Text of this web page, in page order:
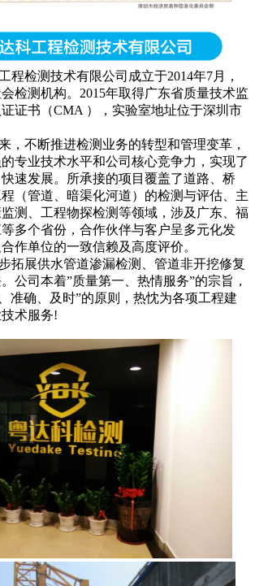
检测技术有限公司成立于2014年7月，
检测机构。2015年取得广东省质量技术监
证书（CMA ），实验室地址位于深圳市
不断推进检测业务的转型和管理变革，
专业技术水平和公司核心竞争力，实现了
速发展。所承接的项目覆盖了道路、桥
（管道、暗渠化河道）的检测与评估、主
测、工程物探检测等领域，涉及广东、福
多个省份，合作伙伴与客户呈多元化发
作单位的一致信赖及高度评价。
展供水管道渗漏检测、管道非开挖修复
公司本着”质量第一、热情服务”的宗旨，
准确、及时”的原则，热忱为各项工程建
术服务!